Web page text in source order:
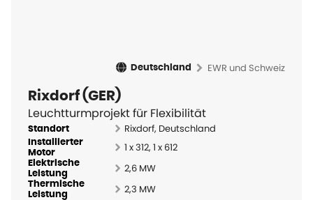
EWR und Schweiz
Deutschland
Rixdorf (GER)
Leuchtturmprojekt für Flexibilität
Standort Rixdorf, Deutschland
Installierter
Motor
1 x 312, 1 x 612
Elektrische
Leistung
2,6 MW
Thermische
Leistung
2,3 MW